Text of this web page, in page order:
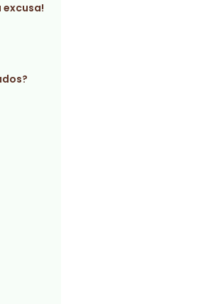
excusa!